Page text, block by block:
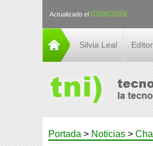
Actualizado el 03/08/2026
Silvia Leal
Portada > Noticias >